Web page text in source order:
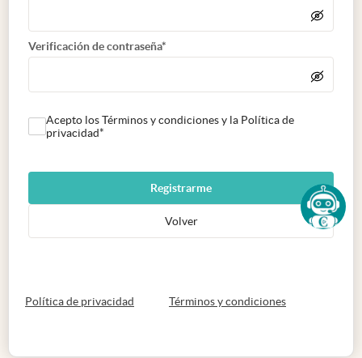
Verificación de contraseña*
Acepto los Términos y condiciones y la Política de
privacidad*
Registrarme
Volver
Política de privacidad abre en nueva pestaña
Términos y condicionesabre en nueva